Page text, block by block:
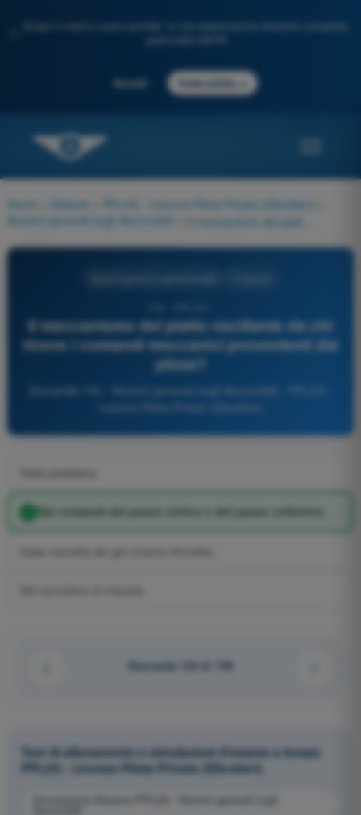
Scopri il nostro nuovo portale: la tua preparazione d'esame completa,
Accedi Inizia subito
Home Materie PPL(H) - Licenza Pilota Privato (Elicotteri)
Nozioni generali sugli Aeromobili
Il meccanismo del piatto oscillante da chi
riceve i comandi meccanici provenienti dal
pilota?
Dai comandi del passo ciclico e del passo collettivo.
Domanda 134 di 159
Test di allenamento e simulazioni d'esame a tempo
PPL(H) - Licenza Pilota Privato (Elicotteri)
Simulazione d'esame PPL(H) - Nozioni generali sugli